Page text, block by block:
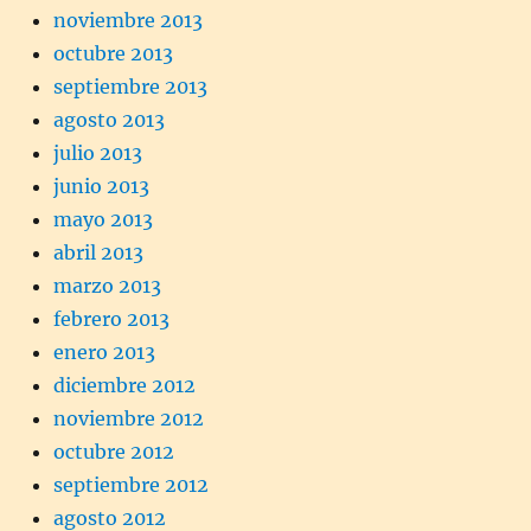
noviembre 2013
octubre 2013
septiembre 2013
agosto 2013
julio 2013
junio 2013
mayo 2013
abril 2013
marzo 2013
febrero 2013
enero 2013
diciembre 2012
noviembre 2012
octubre 2012
septiembre 2012
agosto 2012